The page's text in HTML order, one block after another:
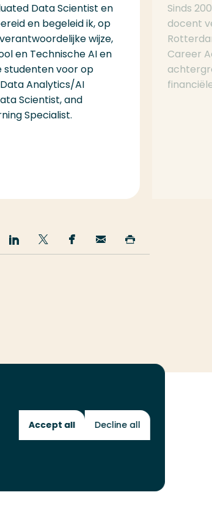
Data Scientist en
en begeleid ik, op
wijze,
en Technische AI en
studenten voor op
Analytics/AI
Scientist, and
Specialist.
Sinds
docent
Career
Deel
op
Deel
op
Deel
op
Email
deze deze
Toekomstmakers
Accept all Decline all